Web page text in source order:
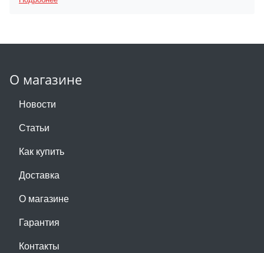
О магазине
Новости
Статьи
Как купить
Доставка
О магазине
Гарантия
Контакты